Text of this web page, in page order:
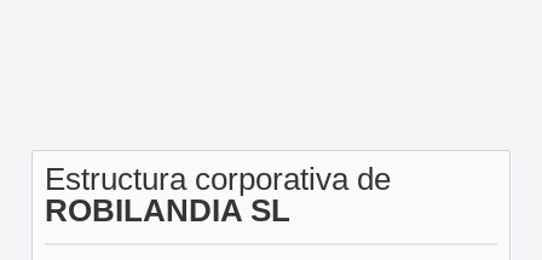
Estructura corporativa de
ROBILANDIA SL